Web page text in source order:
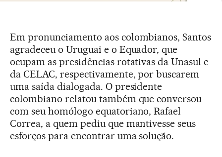
Em pronunciamento aos colombianos, Santos
agradeceu o Uruguai e o Equador, que
ocupam as presidências rotativas da Unasul e
da CELAC, respectivamente, por buscarem
uma saída dialogada. O presidente
colombiano relatou também que conversou
com seu homólogo equatoriano, Rafael
Correa, a quem pediu que mantivesse seus
esforços para encontrar uma solução.